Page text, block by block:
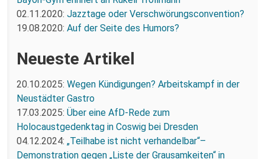
02.11.2020: Jazztage oder Verschwörungsconvention?
19.08.2020: Auf der Seite des Humors?
Neueste Artikel
20.10.2025: Wegen Kündigungen? Arbeitskampf in der
Neustädter Gastro
17.03.2025: Über eine AfD-Rede zum
Holocaustgedenktag in Coswig bei Dresden
04.12.2024: „Teilhabe ist nicht verhandelbar“–
Demonstration gegen „Liste der Grausamkeiten“ in